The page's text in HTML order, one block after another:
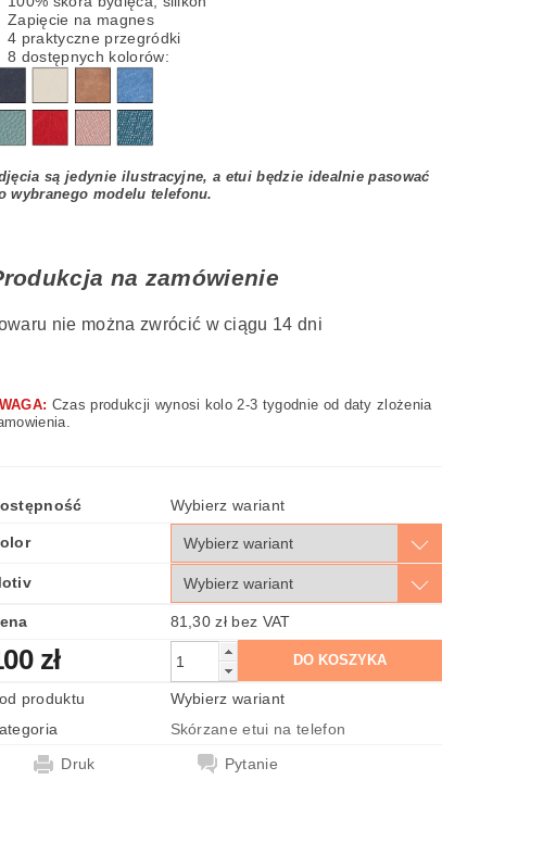
Zapięcie na magnes
4 praktyczne przegródki
8 dostępnych kolorów:
są jedynie ilustracyjne, a etui będzie idealnie pasować
wybranego modelu telefonu.
na zamówienie
nie można zwrócić w ciągu 14 dni
Czas produkcji wynosi kolo 2-3 tygodnie od daty zlożenia
Wybierz wariant
81,30 zł bez VAT
zł
produktu
Wybierz wariant
Skórzane etui na telefon
Druk
Pytanie